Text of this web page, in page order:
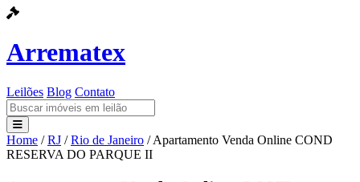
Arrematex
Leilões Blog Contato
Leilões
Home / RJ / Rio de Janeiro / Apartamento Venda Online COND
RESERVA DO PARQUE II